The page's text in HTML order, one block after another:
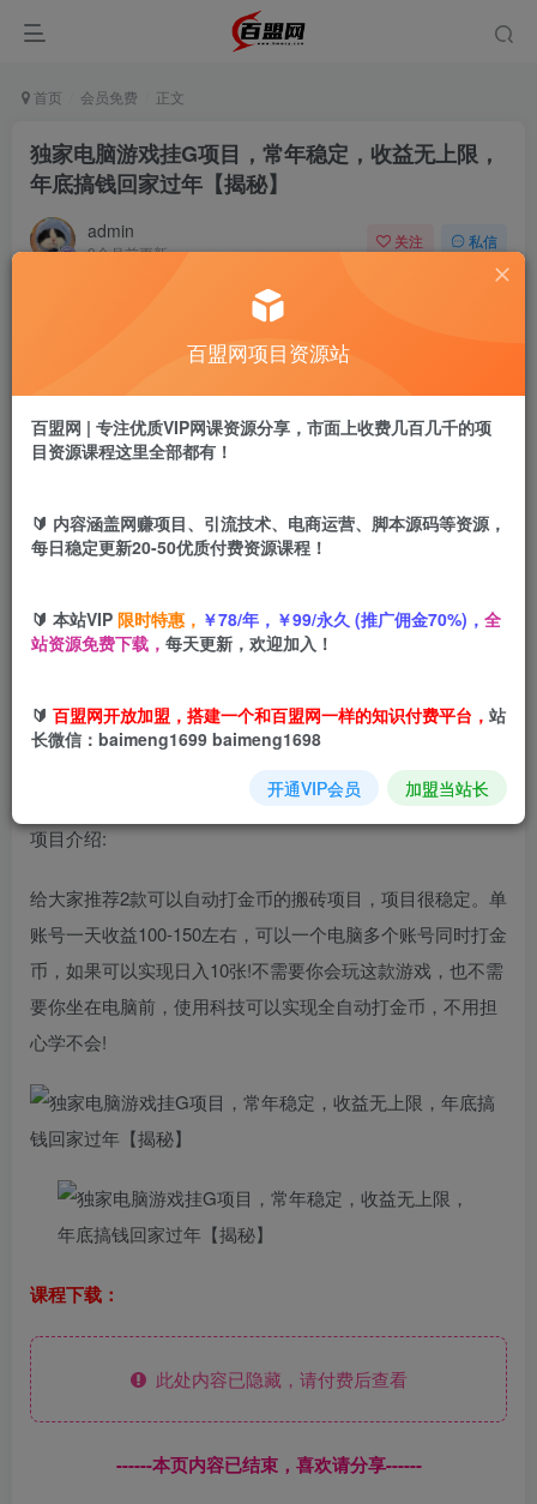
首页 会员免费 正文
独家电脑游戏挂G项目，常年稳定，收益无上限，
年底搞钱回家过年【揭秘】
admin
9个月前更新
关注 私信
盟币 9.9
立即购买
独家电脑游戏挂G项目，常年稳定，收益无上限，年底搞钱
项目介绍:
给大家推荐2款可以自动打金币的搬砖项目，项目很稳定。单
账号一天收益100-150左右，可以一个电脑多个账号同时打金
币，如果可以实现日入10张!不需要你会玩这款游戏，也不需
要你坐在电脑前，使用科技可以实现全自动打金币，不用担
心学不会!
课程下载：
此处内容已隐藏，请付费后查看
------本页内容已结束，喜欢请分享------
百盟网项目资源站
百盟网 | 专注优质VIP网课资源分享，市面上收费几百几千的项
目资源课程这里全部都有！
🔰 内容涵盖网赚项目、引流技术、电商运营、脚本源码等资源，
每日稳定更新20-50优质付费资源课程！
🔰 本站VIP 限时特惠， ￥78/年，￥99/永久 (推广佣金70%)， 全
站资源免费下载， 每天更新，欢迎加入！
🔰 百盟网开放加盟，搭建一个和百盟网一样的知识付费平台， 站
长微信：baimeng1699 baimeng1698
开通VIP会员 加盟当站长